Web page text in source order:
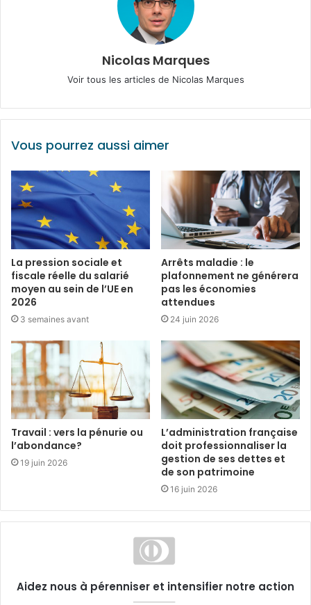
Nicolas Marques
Voir tous les articles de Nicolas Marques
Vous pourrez aussi aimer
La pression sociale et
fiscale réelle du salarié
moyen au sein de l’UE en
2026
3 semaines avant
Arrêts maladie : le
plafonnement ne générera
pas les économies
attendues
24 juin 2026
Travail : vers la pénurie ou
l’abondance?
19 juin 2026
L’administration française
doit professionnaliser la
gestion de ses dettes et
de son patrimoine
16 juin 2026
Aidez nous à pérenniser et intensifier notre action